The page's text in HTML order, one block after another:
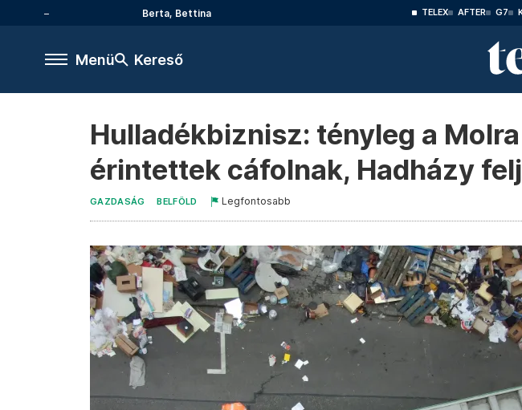
Berta, Bettina TELEX AFTER G7
Menü Kereső
Hulladékbiznisz: tényleg a
érintettek cáfolnak, Hadházy
GAZDASÁG BELFÖLD Legfontosabb